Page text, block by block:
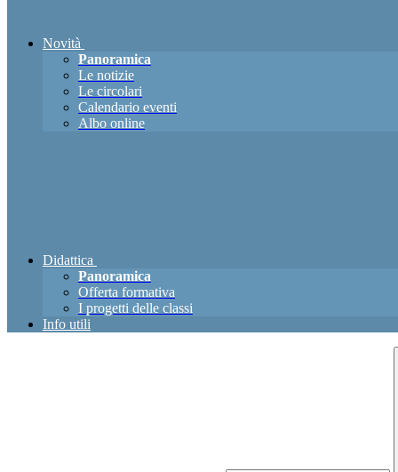
Novità
Panoramica
Le notizie
Le circolari
Calendario eventi
Albo online
Didattica
Panoramica
Offerta formativa
I progetti delle classi
Info utili